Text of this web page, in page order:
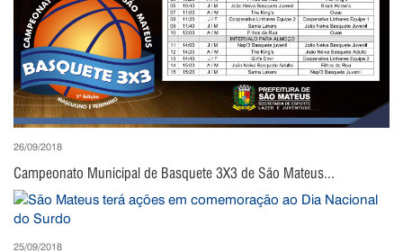
26/09/2018
Campeonato Municipal de Basquete 3X3 de São Mateus...
25/09/2018